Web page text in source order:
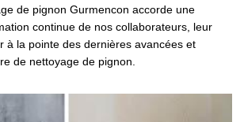
de pignon Gurmencon accorde une
continue de nos collaborateurs, leur
à la pointe des dernières avancées et
de nettoyage de pignon.